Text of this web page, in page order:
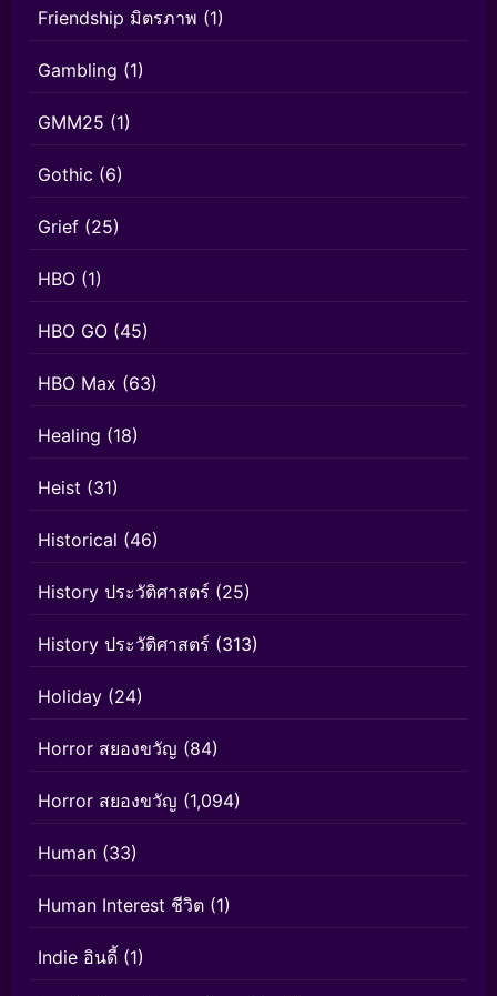
Friendship มิตรภาพ (1)
Gambling (1)
GMM25 (1)
Gothic (6)
Grief (25)
HBO (1)
HBO GO (45)
HBO Max (63)
Healing (18)
Heist (31)
Historical (46)
History ประวัติศาสตร์ (25)
History ประวัติศาสตร์ (313)
Holiday (24)
Horror สยองขวัญ (84)
Horror สยองขวัญ (1,094)
Human (33)
Human Interest ชีวิต (1)
Indie อินดี้ (1)